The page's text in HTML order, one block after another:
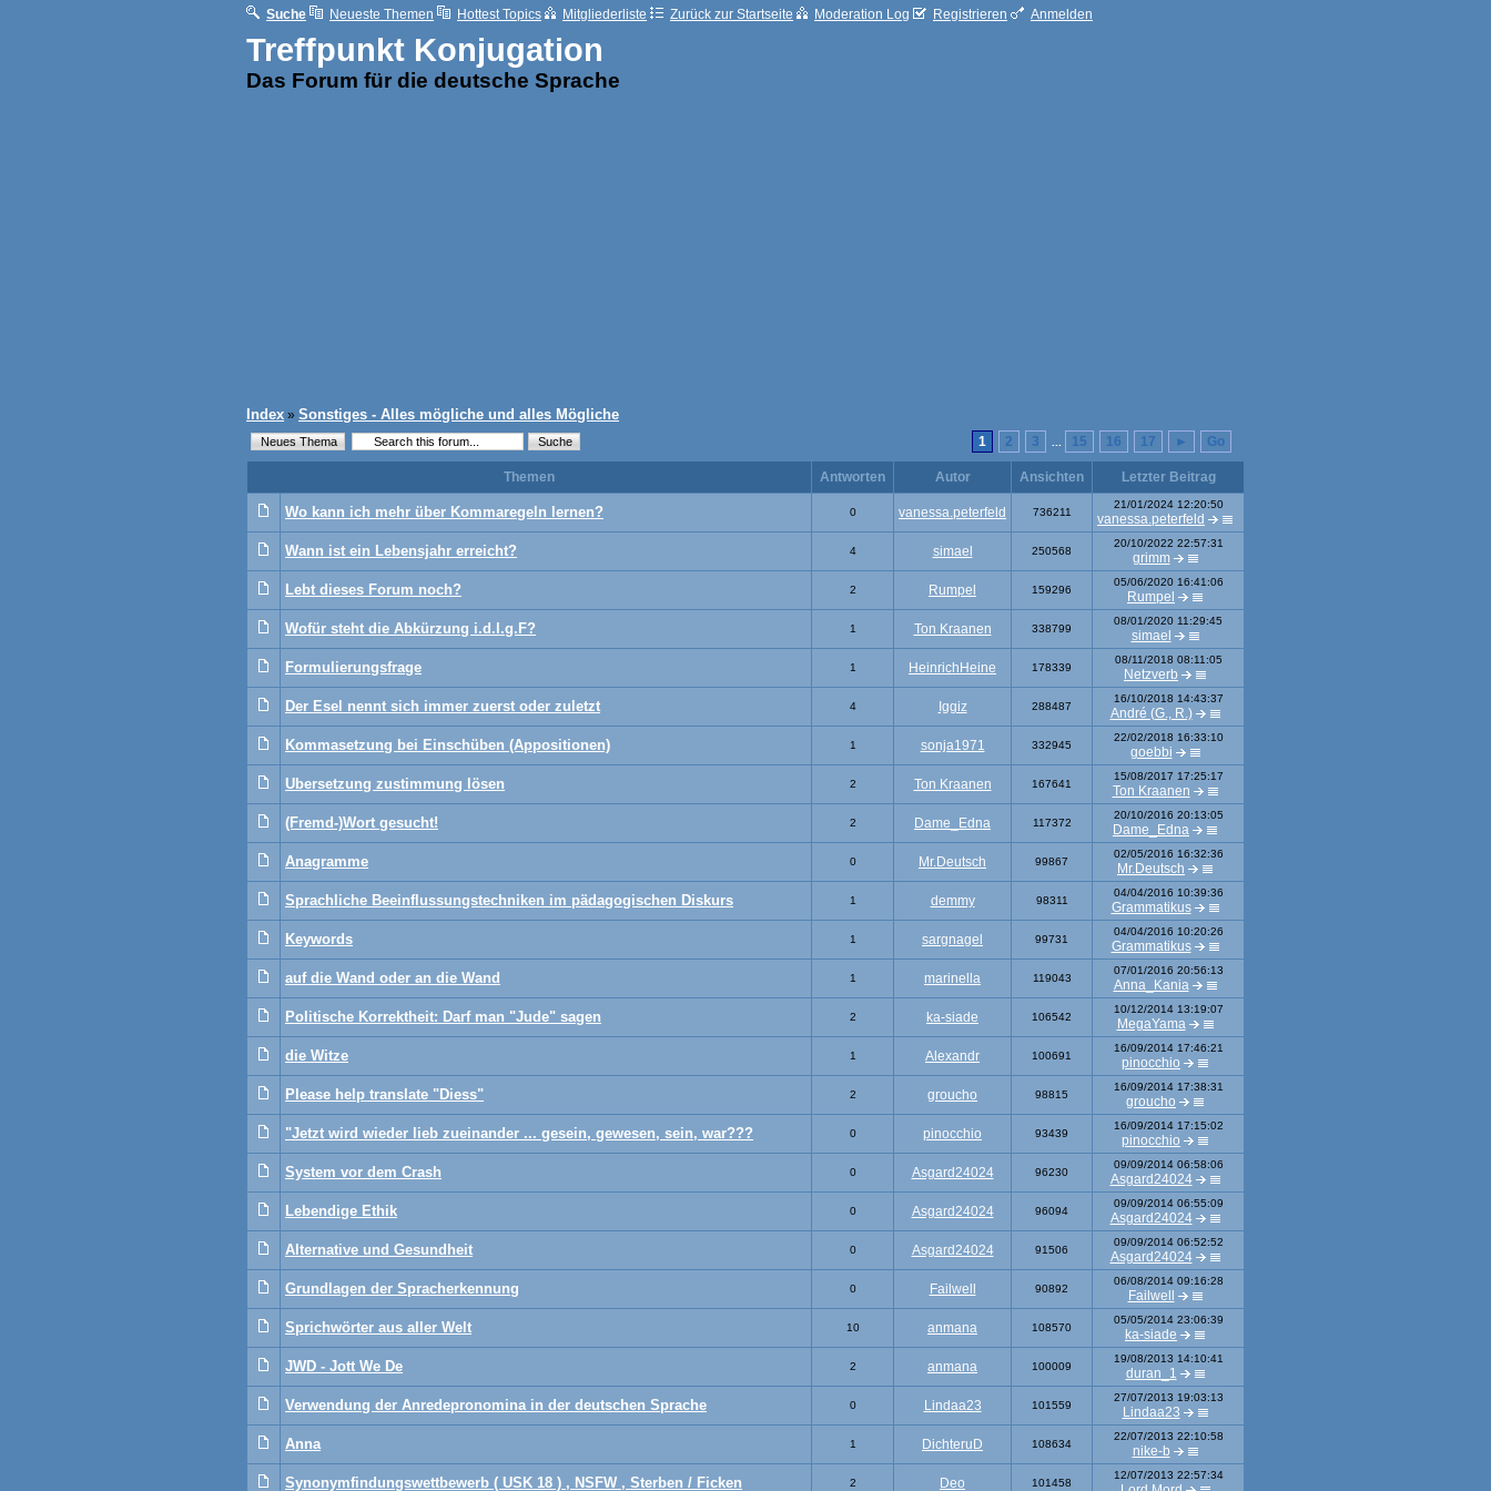
Suche Neueste Themen Hottest Topics Mitgliederliste Zurück zur Startseite Moderation Log Registrieren Anmelden
Treffpunkt Konjugation
Das Forum für die deutsche Sprache
Index » Sonstiges - Alles mögliche und alles Mögliche
1 2 3 15 16 17 ► Go
Themen Antworten Autor Ansichten Letzter Beitrag
Wo kann ich mehr über Kommaregeln lernen? 0 vanessa.peterfeld 736211
21/01/2024 12:20:50
vanessa.peterfeld
Wann ist ein Lebensjahr erreicht? 4 simael 250568
20/10/2022 22:57:31
grimm
Lebt dieses Forum noch? 2 Rumpel 159296
05/06/2020 16:41:06
Rumpel
Wofür steht die Abkürzung i.d.l.g.F? 1 Ton Kraanen 338799
08/01/2020 11:29:45
simael
Formulierungsfrage 1 HeinrichHeine 178339
08/11/2018 08:11:05
Netzverb
Der Esel nennt sich immer zuerst oder zuletzt 4 Iggiz 288487
16/10/2018 14:43:37
André (G., R.)
Kommasetzung bei Einschüben (Appositionen) 1 sonja1971 332945
22/02/2018 16:33:10
goebbi
Ubersetzung zustimmung lösen 2 Ton Kraanen 167641
15/08/2017 17:25:17
Ton Kraanen
(Fremd-)Wort gesucht! 2 Dame_Edna 117372
20/10/2016 20:13:05
Dame_Edna
Anagramme 0 Mr.Deutsch 99867
02/05/2016 16:32:36
Mr.Deutsch
Sprachliche Beeinflussungstechniken im pädagogischen Diskurs 1 demmy 98311
04/04/2016 10:39:36
Grammatikus
Keywords 1 sargnagel 99731
04/04/2016 10:20:26
Grammatikus
auf die Wand oder an die Wand 1 marinella 119043
07/01/2016 20:56:13
Anna_Kania
Politische Korrektheit: Darf man "Jude" sagen 2 ka-siade 106542
10/12/2014 13:19:07
MegaYama
die Witze 1 Alexandr 100691
16/09/2014 17:46:21
pinocchio
Please help translate "Diess" 2 groucho 98815
16/09/2014 17:38:31
groucho
"Jetzt wird wieder lieb zueinander ... gesein, gewesen, sein, war??? 0 pinocchio 93439
16/09/2014 17:15:02
pinocchio
System vor dem Crash 0 Asgard24024 96230
09/09/2014 06:58:06
Asgard24024
Lebendige Ethik 0 Asgard24024 96094
09/09/2014 06:55:09
Asgard24024
Alternative und Gesundheit 0 Asgard24024 91506
09/09/2014 06:52:52
Asgard24024
Grundlagen der Spracherkennung 0 Failwell 90892
06/08/2014 09:16:28
Failwell
Sprichwörter aus aller Welt 10 anmana 108570
05/05/2014 23:06:39
ka-siade
JWD - Jott We De 2 anmana 100009
19/08/2013 14:10:41
duran_1
Verwendung der Anredepronomina in der deutschen Sprache 0 Lindaa23 101559
27/07/2013 19:03:13
Lindaa23
Anna 1 DichteruD 108634
22/07/2013 22:10:58
nike-b
Synonymfindungswettbewerb ( USK 18 ) , NSFW , Sterben / Ficken 2 Deo 101458
12/07/2013 22:57:34